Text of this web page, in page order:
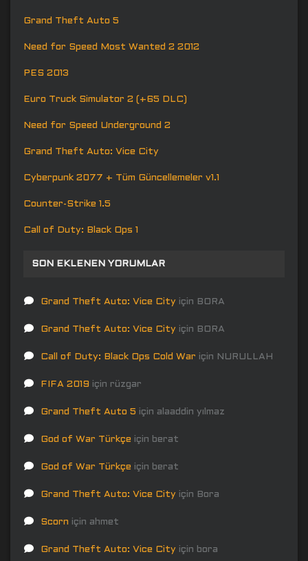
Grand Theft Auto 5
Need for Speed Most Wanted 2 2012
PES 2013
Euro Truck Simulator 2 (+65 DLC)
Need for Speed Underground 2
Grand Theft Auto: Vice City
Cyberpunk 2077 + Tüm Güncellemeler v1.1
Counter-Strike 1.5
Call of Duty: Black Ops 1
SON EKLENEN YORUMLAR
Grand Theft Auto: Vice City için BORA
Grand Theft Auto: Vice City için BORA
Call of Duty: Black Ops Cold War için NURULLAH
FIFA 2019 için rüzgar
Grand Theft Auto 5 için alaaddin yılmaz
God of War Türkçe için berat
God of War Türkçe için berat
Grand Theft Auto: Vice City için Bora
Scorn için ahmet
Grand Theft Auto: Vice City için bora